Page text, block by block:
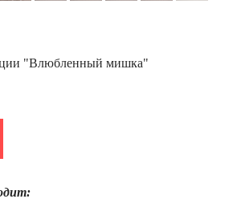
"Влюбленный мишка"